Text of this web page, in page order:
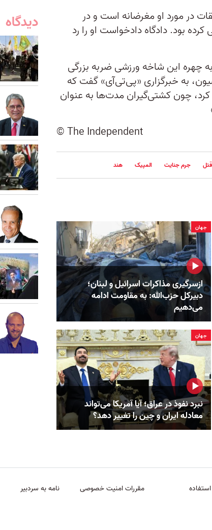
در مورد او مغرضانه است و در
بود. دادگاه دادخواست او را رد
چهره این شاخه ورزشی ضربه بزرگی
به خبرگزاری «پی‌تی‌آی» گفت که
چون کشتی‌گیر‌ان مدت‌ها به عنوان
© The Independent
قتل جرم جنایت المپیک هند
جهان
ازسرگیری مذاکرات اسرائیل و لبنان؛
دبیرکل حزب‌الله: به مقاومت ادامه
می‌دهیم
جهان
نبرد نفوذ در عراق؛ آیا آمریکا می‌تواند
معادله ایران و چین را تغییر دهد؟
دیدگاه
مقررات امنیت خصوصی نامه به سردبیر